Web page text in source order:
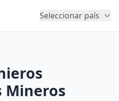
Seleccionar país
Mineros